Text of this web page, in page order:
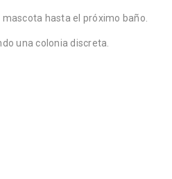
hasta el próximo baño.
una colonia discreta.